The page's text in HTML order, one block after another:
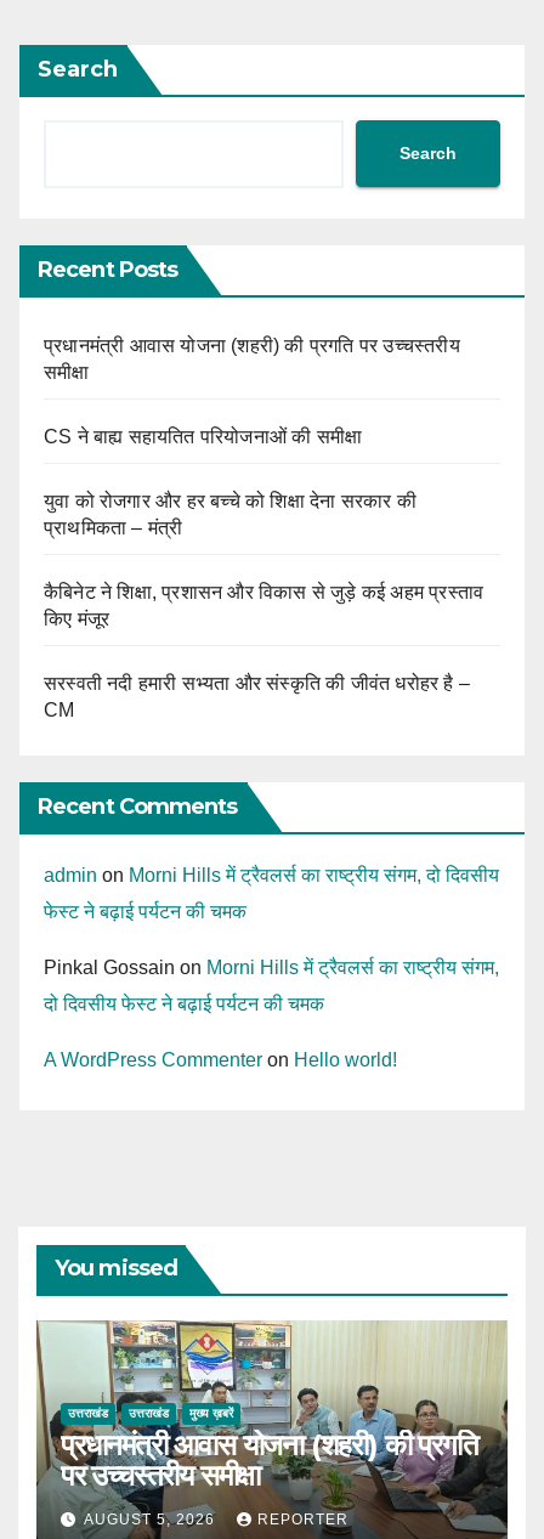
Search
Search
Recent Posts
प्रधानमंत्री आवास योजना (शहरी) की प्रगति पर उच्चस्तरीय
समीक्षा
CS ने बाह्य सहायतित परियोजनाओं की समीक्षा
युवा को रोजगार और हर बच्चे को शिक्षा देना सरकार की
प्राथमिकता – मंत्री
कैबिनेट ने शिक्षा, प्रशासन और विकास से जुड़े कई अहम प्रस्ताव
किए मंजूर
सरस्वती नदी हमारी सभ्यता और संस्कृति की जीवंत धरोहर है –
CM
Recent Comments
admin on Morni Hills में ट्रैवलर्स का राष्ट्रीय संगम, दो दिवसीय
फेस्ट ने बढ़ाई पर्यटन की चमक
Pinkal Gossain on Morni Hills में ट्रैवलर्स का राष्ट्रीय संगम,
दो दिवसीय फेस्ट ने बढ़ाई पर्यटन की चमक
A WordPress Commenter on Hello world!
You missed
उत्तराखंड उत्तराखंड मुख्य ख़बरें
प्रधानमंत्री आवास योजना (शहरी) की प्रगति
पर उच्चस्तरीय समीक्षा
AUGUST 5, 2026 REPORTER